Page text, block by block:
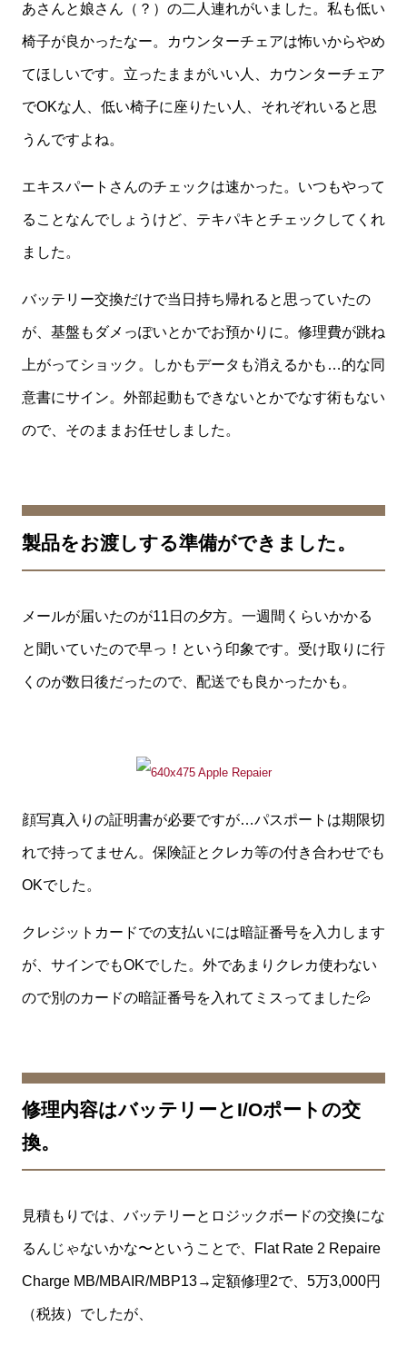
あさんと娘さん（？）の二人連れがいました。私も低い
椅子が良かったなー。カウンターチェアは怖いからやめ
てほしいです。立ったままがいい人、カウンターチェア
でOKな人、低い椅子に座りたい人、それぞれいると思
うんですよね。
エキスパートさんのチェックは速かった。いつもやって
ることなんでしょうけど、テキパキとチェックしてくれ
ました。
バッテリー交換だけで当日持ち帰れると思っていたの
が、基盤もダメっぽいとかでお預かりに。修理費が跳ね
上がってショック。しかもデータも消えるかも…的な同
意書にサイン。外部起動もできないとかでなす術もない
ので、そのままお任せしました。
製品をお渡しする準備ができました。
メールが届いたのが11日の夕方。一週間くらいかかる
と聞いていたので早っ！という印象です。受け取りに行
くのが数日後だったので、配送でも良かったかも。
顔写真入りの証明書が必要ですが…パスポートは期限切
れで持ってません。保険証とクレカ等の付き合わせでも
OKでした。
クレジットカードでの支払いには暗証番号を入力します
が、サインでもOKでした。外であまりクレカ使わない
ので別のカードの暗証番号を入れてミスってました💦
修理内容はバッテリーとI/Oポートの交
換。
見積もりでは、バッテリーとロジックボードの交換にな
るんじゃないかな〜ということで、Flat Rate 2 Repaire
Charge MB/MBAIR/MBP13→定額修理2で、5万3,000円
（税抜）でしたが、